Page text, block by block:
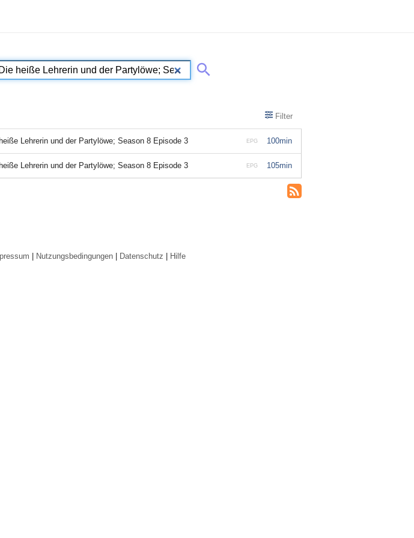
Filter
100min
EPG
Lehrerin und der Partylöwe; Season 8 Episode 3
105min
EPG
Lehrerin und der Partylöwe; Season 8 Episode 3
| Nutzungsbedingungen| Datenschutz | Hilfe